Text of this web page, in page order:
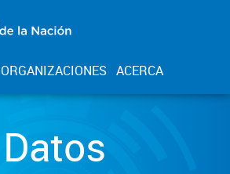
ORGANIZACIONES ACERCA
Datos